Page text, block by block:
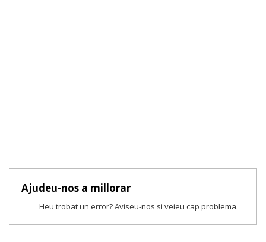
Ajudeu-nos a millorar
Heu trobat un error? Aviseu-nos si veieu cap problema.